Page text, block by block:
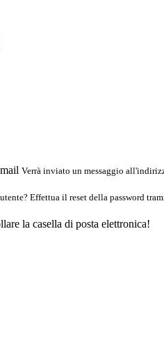
Verrà inviato un messaggio
Effettua il reset della password
la casella di posta elettronica!